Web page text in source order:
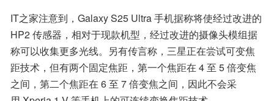
IT之家注意到，Galaxy S25 Ultra 手机据称将使经过改进的
HP2 传感器，相对于现款机型，经过改进的摄像头模组据
称可以收集更多光线。另有传言称，三星正在尝试可变焦
距技术，但有两个固定焦距，第一个焦距在 4 至 5 倍变焦
之间，第二个焦距在 6 至 7 倍变焦之间，因此不会采